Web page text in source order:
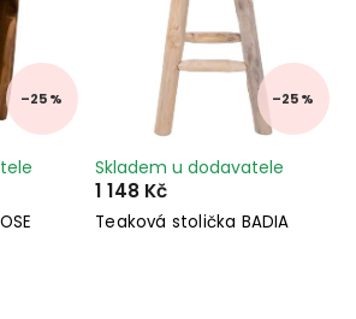
–25 % –25 %
Teaková stolička BADIA
Skladem u dodavatele
1 148 Kč